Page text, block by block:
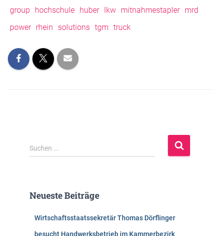
group
hochschule huber lkw mitnahmestapler mrd
power rhein solutions tgm truck
S
u
n
Suchen …
Neueste Beiträge
Wirtschaftsstaatssekretär Thomas Dörflinger
besucht Handwerksbetrieb im Kammerbezirk